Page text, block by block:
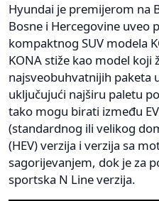
Hyundai je premijerom na
Bosne i Hercegovine uveo
kompaktnog SUV modela
KONA stiže kao model koji
najsveobuhvatnijih paketa
uključujući najširu paletu
tako mogu birati između
(standardnog ili velikog
(HEV) verzija i verzija sa
sagorijevanjem, dok je za
sportska N Line verzija.